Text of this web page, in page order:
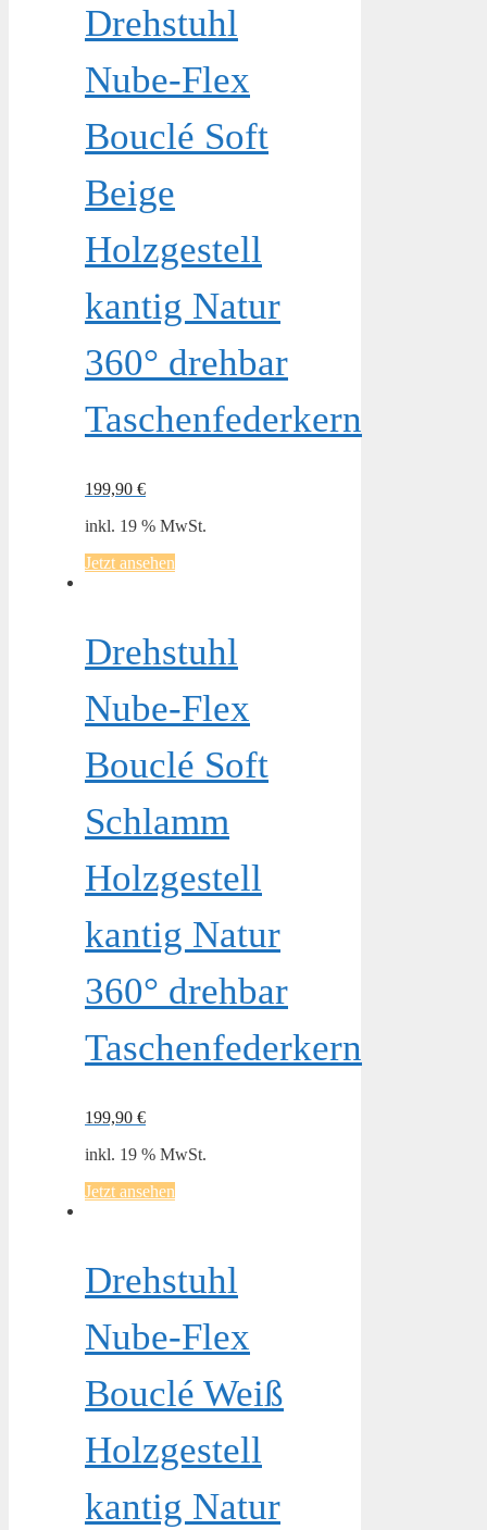
Drehstuhl
Nube-Flex
Bouclé Soft
Beige
Holzgestell
kantig Natur
360° drehbar
Taschenfederkern
199,90 €
inkl. 19 % MwSt.
Jetzt ansehen
Drehstuhl
Nube-Flex
Bouclé Soft
Schlamm
Holzgestell
kantig Natur
360° drehbar
Taschenfederkern
199,90 €
inkl. 19 % MwSt.
Jetzt ansehen
Drehstuhl
Nube-Flex
Bouclé Weiß
Holzgestell
kantig Natur